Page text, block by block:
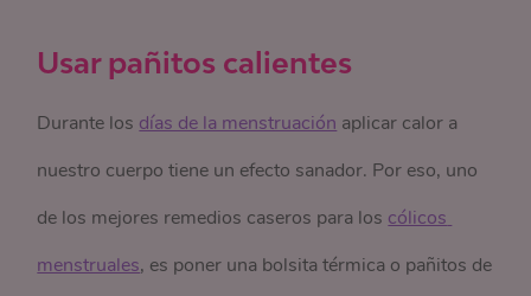
Usar pañitos calientes
Durante los días de la menstruación aplicar calor a
nuestro cuerpo tiene un efecto sanador. Por eso, uno
de los mejores remedios caseros para los cólicos
menstruales, es poner una bolsita térmica o pañitos de